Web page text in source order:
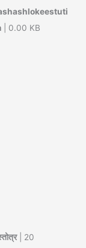
dashashlokeestuti
| 0.00 KB
| 20